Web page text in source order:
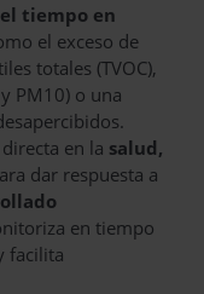
tiempo en
el exceso de
totales (TVOC),
PM10) o una
en la salud,
dar respuesta a
en tiempo
facilita